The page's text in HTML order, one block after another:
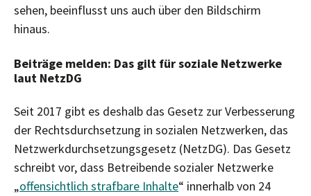
sehen, beeinflusst uns auch über den Bildschirm
hinaus.
Beiträge melden: Das gilt für soziale Netzwerke
laut NetzDG
Seit 2017 gibt es deshalb das Gesetz zur Verbesserung
der Rechtsdurchsetzung in sozialen Netzwerken, das
Netzwerkdurchsetzungsgesetz (NetzDG). Das Gesetz
schreibt vor, dass Betreibende sozialer Netzwerke
„offensichtlich strafbare Inhalte“ innerhalb von 24